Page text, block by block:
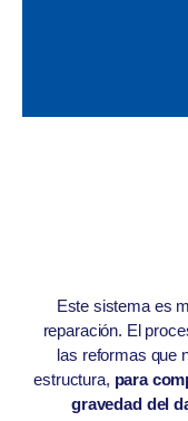
Este sistema es
reparación. El
las reformas que
estructura, para
gravedad del